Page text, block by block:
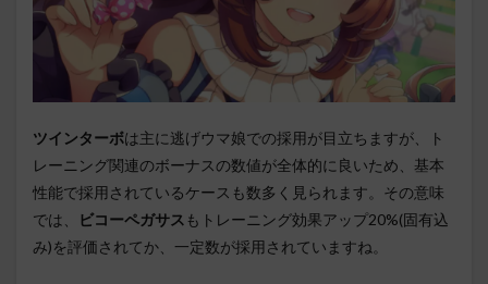
ツインターボは主に逃げウマ娘での採用が目立ちますが、ト
レーニング関連のボーナスの数値が全体的に良いため、基本
性能で採用されているケースも数多く見られます。その意味
では、
ビコーペガサス もトレーニング効果アップ20%(固有込
み)を評価されてか、一定数が採用されていますね。